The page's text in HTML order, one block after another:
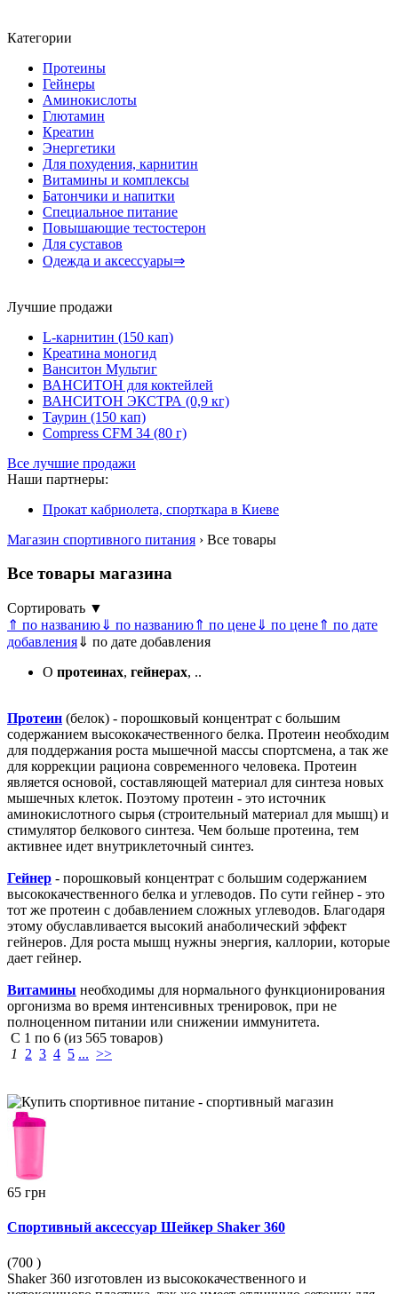
Категории
Протеины
Гейнеры
Аминокислоты
Глютамин
Креатин
Энергетики
Для похудения, карнитин
Витамины и комплексы
Батончики и напитки
Специальное питание
Повышающие тестостерон
Для суставов
Одежда и аксессуары⇒
Лучшие продажи
L-карнитин (150 кап)
Креатина моногид
Ванситон Мультиг
ВАНСИТОН для коктейлей
ВАНСИТОН ЭКСТРА (0,9 кг)
Таурин (150 кап)
Compress CFM 34 (80 г)
Все лучшие продажи
Наши партнеры:
Прокат кабриолета, спорткара в Киеве
Магазин спортивного питания › Все товары
Все товары магазина
Сортировать ▼
⇑ по названию⇓ по названию⇑ по цене⇓ по цене⇑ по дате
добавления⇓ по дате добавления
О протеинах, гейнерах, ..
Протеин (белок) - порошковый концентрат с большим
содержанием высококачественного белка. Протеин необходим
для поддержания роста мышечной массы спортсмена, а так же
для коррекции рациона современного человека. Протеин
является основой, составляющей материал для синтеза новых
мышечных клеток. Поэтому протеин - это источник
аминокислотного сырья (строительный материал для мышц) и
стимулятор белкового синтеза. Чем больше протеина, тем
активнее идет внутриклеточный синтез.
Гейнер - порошковый концентрат с большим содержанием
высококачественного белка и углеводов. По сути гейнер - это
тот же протеин с добавлением сложных углеводов. Благодаря
этому обуславливается высокий анаболический эффект
гейнеров. Для роста мышц нужны энергия, каллории, которые
дает гейнер.
Витамины необходимы для нормального функционирования
оргонизма во время интенсивных тренировок, при не
полноценном питании или снижении иммунитета.
С 1 по 6 (из 565 товаров)
1
2 3 4 5 ... >>
65 грн
Спортивный аксессуар Шейкер Shaker 360
(700 )
Shaker 360 изготовлен из высококачественного и